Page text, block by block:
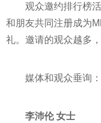
观众邀约排行榜
和朋友共同注册成为
礼。邀请的观众越多
媒体和观众垂询：
李沛伦女士